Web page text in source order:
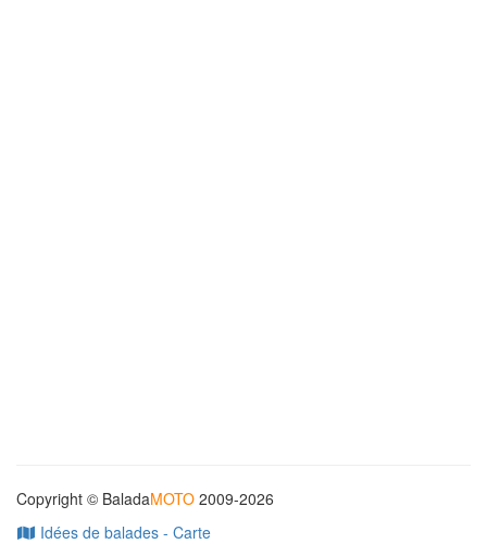
Copyright © BaladaMOTO 2009-2026
Idées de balades - Carte